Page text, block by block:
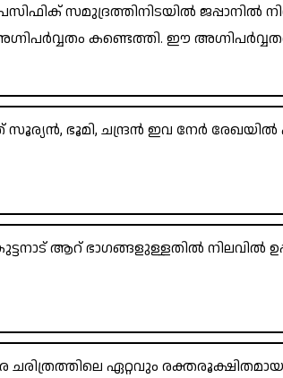
സമുദ്രത്തിനിടയിൽ ജപ്പാനിൽ
കണ്ടെത്തി. ഈ
ഭൂമി, ചന്ദ്രൻ ഇവ നേർ
ആറ് ഭാഗങ്ങളുള്ളതിൽ നിലവിൽ
ചരിത്രത്തിലെ ഏറ്റവും